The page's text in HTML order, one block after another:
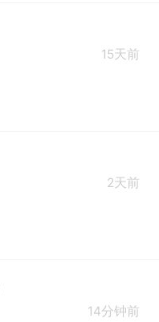
15天前
2天前
14分钟前